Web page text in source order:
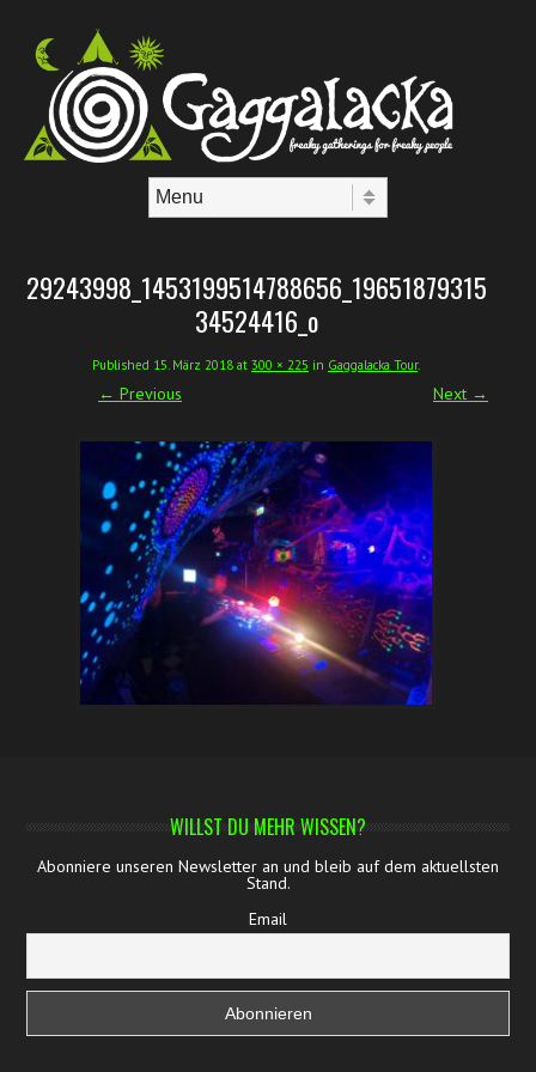
29243998_1453199514788656_19651879315
34524416_o
Published 15. März 2018 at 300 × 225 in Gaggalacka Tour.
← Previous Next →
WILLST DU MEHR WISSEN?
Abonniere unseren Newsletter an und bleib auf dem aktuellsten
Stand.
Email